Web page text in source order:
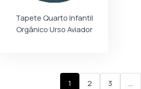
Tapete Quarto Infantil
Orgânico Urso Aviador
1 2 3 …